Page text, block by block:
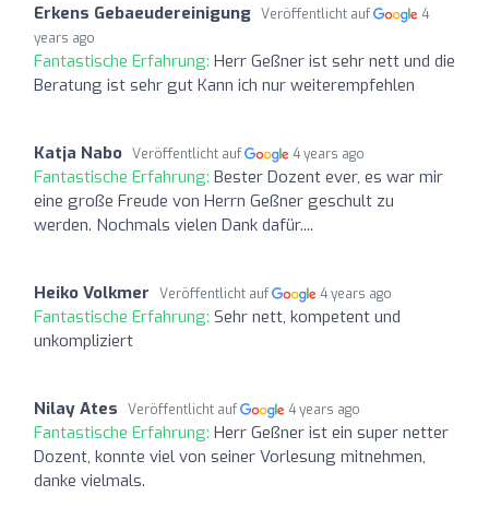
Erkens Gebaeudereinigung Veröffentlicht auf
4
years ago
Fantastische Erfahrung: Herr Geßner ist sehr nett und die
Beratung ist sehr gut Kann ich nur weiterempfehlen
Katja Nabo Veröffentlicht auf 4 years ago
Fantastische Erfahrung: Bester Dozent ever, es war mir
eine große Freude von Herrn Geßner geschult zu
werden. Nochmals vielen Dank dafür....
Heiko Volkmer Veröffentlicht auf 4 years ago
Fantastische Erfahrung: Sehr nett, kompetent und
unkompliziert
Nilay Ates Veröffentlicht auf 4 years ago
Fantastische Erfahrung: Herr Geßner ist ein super netter
Dozent, konnte viel von seiner Vorlesung mitnehmen,
danke vielmals.